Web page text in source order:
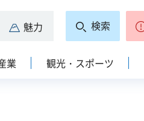
魅力 検索
業 観光・スポーツ